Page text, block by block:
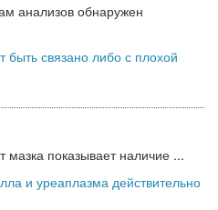
анализов обнаружен
быть связано либо с плохой
мазка показывает наличие ...
и уреаплазма действительно